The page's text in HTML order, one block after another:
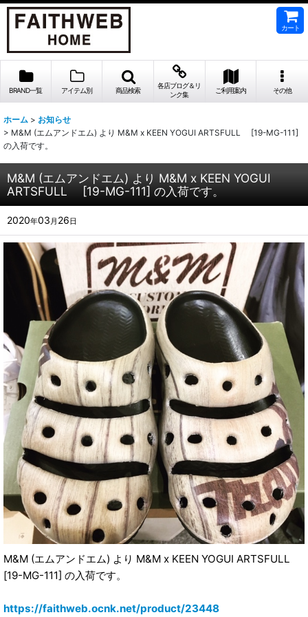
カート
BRAND一覧 アイテム別 商品検索
各店ブログ＆リ
ンク集
ご利用案内 その他
ホーム > お知らせ
> M&M (エムアンドエム) より M&M x KEEN YOGUI ARTSFULL [19-MG-111]
の入荷です。
M&M (エムアンドエム) より M&M x KEEN YOGUI
ARTSFULL [19-MG-111] の入荷です。
2020年03 月 26日
M&M (エムアンドエム) より M&M x KEEN YOGUI ARTSFULL
[19-MG-111] の入荷です。
https://faithweb.ocnk.net/product/23448